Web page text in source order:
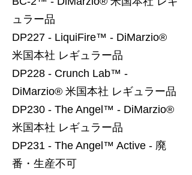
ュラー品
DP227 - LiquiFire™ - DiMarzio®
米国本社 レギュラー品
DP228 - Crunch Lab™ -
DiMarzio® 米国本社 レギュラー品
DP230 - The Angel™ - DiMarzio®
米国本社 レギュラー品
DP231 - The Angel™ Active - 廃
番・生産不可